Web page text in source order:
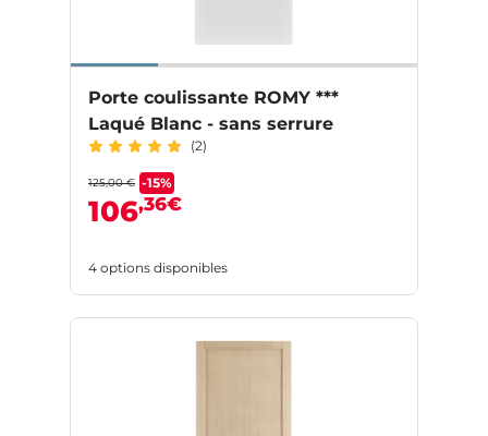
Porte coulissante ROMY ***
Laqué Blanc - sans serrure
(2)
125,00 € -15%
106,36€
4 options disponibles